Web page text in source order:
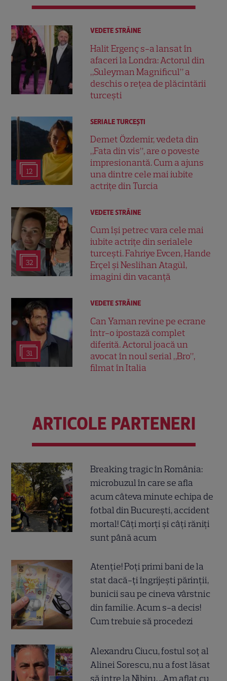
VEDETE STRĂINE
Halit Ergenç s-a lansat în
afaceri la Londra: Actorul din
„Suleyman Magnificul” a
deschis o rețea de plăcintării
turcești
12
SERIALE TURCEŞTI
Demet Özdemir, vedeta din
„Fata din vis”, are o poveste
impresionantă. Cum a ajuns
una dintre cele mai iubite
actrițe din Turcia
32
VEDETE STRĂINE
Cum își petrec vara cele mai
iubite actrițe din serialele
turcești. Fahriye Evcen, Hande
Erçel și Neslihan Atagül,
imagini din vacanță
31
VEDETE STRĂINE
Can Yaman revine pe ecrane
într-o ipostază complet
diferită. Actorul joacă un
avocat în noul serial „Bro”,
filmat în Italia
ARTICOLE PARTENERI
Breaking tragic în România:
microbuzul în care se afla
acum câteva minute echipa de
fotbal din București, accident
mortal! Câți morți și câți răniți
sunt până acum
Atenție! Poți primi bani de la
stat dacă-ți îngrijești părinții,
bunicii sau pe cineva vârstnic
din familie. Acum s-a decis!
Cum trebuie să procedezi
Alexandru Ciucu, fostul soț al
Alinei Sorescu, nu a fost lăsat
să intre la Nibiru. „Am aflat cu